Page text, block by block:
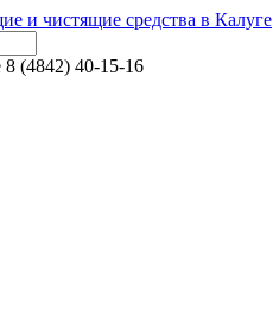
и чистящие средства в Калуге
8 (4842) 40-15-16